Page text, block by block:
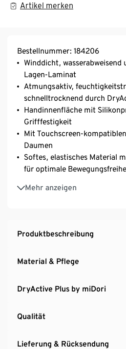
Artikel merken
Bestellnummer: 184206
Winddicht, wasserabweisend
Lagen-Laminat
Atmungsaktiv,
schnelltrocknend durch
Handinnenfläche mit
Grifffestigkeit
Mit Touchscreen-
Daumen
Softes, elastisches Material
für optimale
Mehr anzeigen
Unisex
Produktbeschreibung
Material & Pflege
DryActive Plus by miDori
Qualität
Lieferung & Rücksendung